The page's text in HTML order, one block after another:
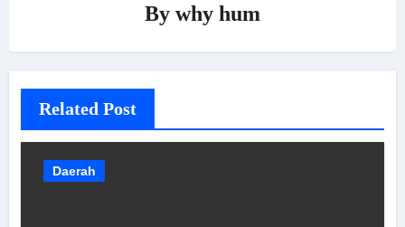
By why hum
Related Post
Daerah